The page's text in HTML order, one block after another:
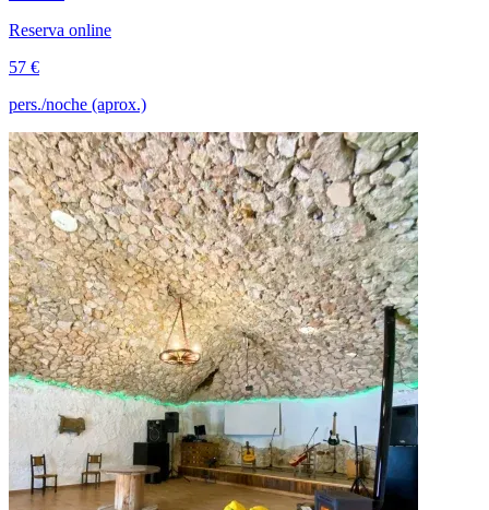
Reserva online
57 €
pers./noche (aprox.)